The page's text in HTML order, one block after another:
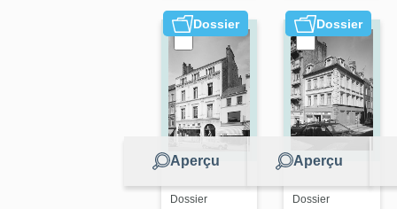
école
d'art
Dossier
Aperçu
Dossier
Dossier
Aperçu
Dossier